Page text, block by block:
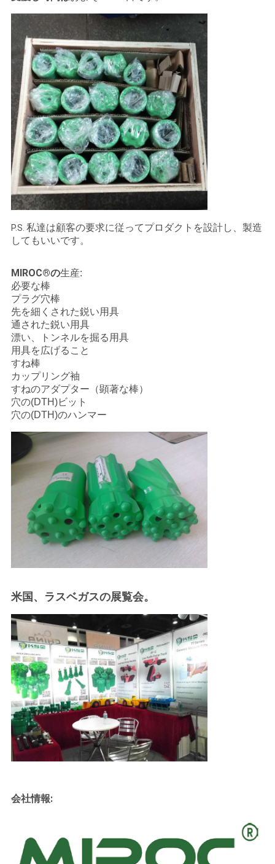
P.S. 私達は顧客の要求に従ってプロダクトを設計し、製造
してもいいです。
MIROC®の生産:
必要な棒
プラグ穴棒
先を細くされた鋭い用具
通された鋭い用具
漂い、トンネルを掘る用具
用具を広げること
すね棒
カップリング袖
すねのアダプター（顕著な棒）
穴の(DTH)ビット
穴の(DTH)のハンマー
米国、ラスベガスの展覧会。
会社情報: